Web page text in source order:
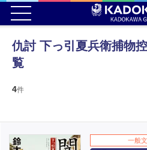
仇討 下っ引夏兵衛捕物
覧
4件
一般